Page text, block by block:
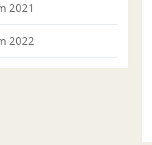
2021
2022